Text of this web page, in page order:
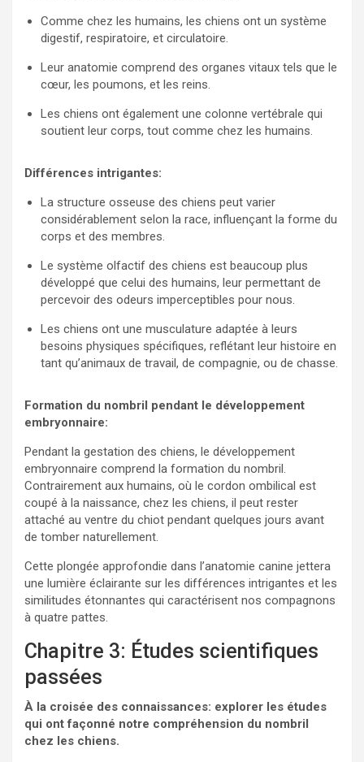
Comme chez les humains, les chiens ont un système
digestif, respiratoire, et circulatoire.
Leur anatomie comprend des organes vitaux tels que le
cœur, les poumons, et les reins.
Les chiens ont également une colonne vertébrale qui
soutient leur corps, tout comme chez les humains.
Différences intrigantes:
La structure osseuse des chiens peut varier
considérablement selon la race, influençant la forme du
corps et des membres.
Le système olfactif des chiens est beaucoup plus
développé que celui des humains, leur permettant de
percevoir des odeurs imperceptibles pour nous.
Les chiens ont une musculature adaptée à leurs
besoins physiques spécifiques, reflétant leur histoire en
tant qu’animaux de travail, de compagnie, ou de chasse.
Formation du nombril pendant le développement
embryonnaire:
Pendant la gestation des chiens, le développement
embryonnaire comprend la formation du nombril.
Contrairement aux humains, où le cordon ombilical est
coupé à la naissance, chez les chiens, il peut rester
attaché au ventre du chiot pendant quelques jours avant
de tomber naturellement.
Cette plongée approfondie dans l’anatomie canine jettera
une lumière éclairante sur les différences intrigantes et les
similitudes étonnantes qui caractérisent nos compagnons
à quatre pattes.
Chapitre 3: Études scientifiques
passées
À la croisée des connaissances: explorer les études
qui ont façonné notre compréhension du nombril
chez les chiens.